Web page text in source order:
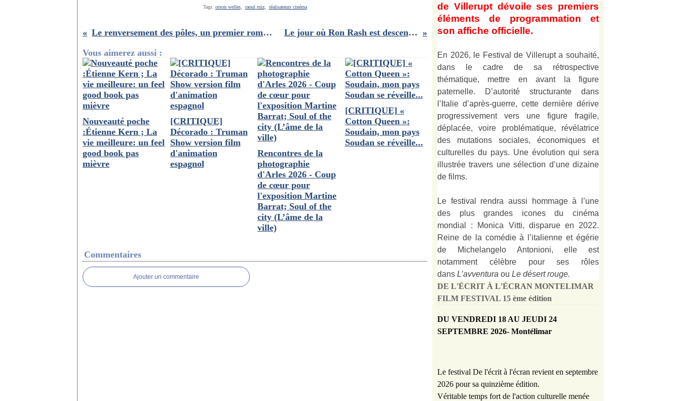
Tags: orson welles, raoul ruiz, réalisateurs cinéma
Le renversement des pôles, un premier roman qui ne renversera pas la rentrée littéraire..
Le jour où Ron Rash est descendu de ses montagnes américaines..
Vous aimerez aussi :
Nouveauté poche
:Étienne Kern ; La
vie meilleure: un feel
good book pas
mièvre
[CRITIQUE]
Décorado : Truman
Show version film
d'animation
espagnol
Rencontres de la
photographie
d'Arles 2026 - Coup
de cœur pour
l'exposition Martine
Barrat; Soul of the
city (L’âme de la
ville)
[CRITIQUE] «
Cotton Queen »:
Soudain, mon pays
Soudan se réveille...
Commentaires
Ajouter un commentaire
de Villerupt dévoile ses premiers
éléments de programmation et
son affiche officielle.
En 2026, le Festival de Villerupt a souhaité,
dans le cadre de sa rétrospective
thématique, mettre en avant la figure
paternelle. D’autorité structurante dans
l’Italie d’après-guerre, cette dernière dérive
progressivement vers une figure fragile,
déplacée, voire problématique, révélatrice
des mutations sociales, économiques et
culturelles du pays. Une évolution qui sera
illustrée travers une sélection d’une dizaine
de films.
Le festival rendra aussi hommage à l’une
des plus grandes icones du cinéma
mondial : Monica Vitti, disparue en 2022.
Reine de la comédie à l’italienne et égérie
de Michelangelo Antonioni, elle est
notamment célèbre pour ses rôles
dans L’avventura ou Le désert rouge.
DE L'ÉCRIT À L'ÉCRAN MONTELIMAR
FILM FESTIVAL 15 ème édition
DU VENDREDI 18 AU JEUDI 24
SEPTEMBRE 2026- Montélimar
Le festival De l'écrit à l'écran revient en septembre
2026 pour sa quinzième édition.
Véritable temps fort de l'action culturelle menée